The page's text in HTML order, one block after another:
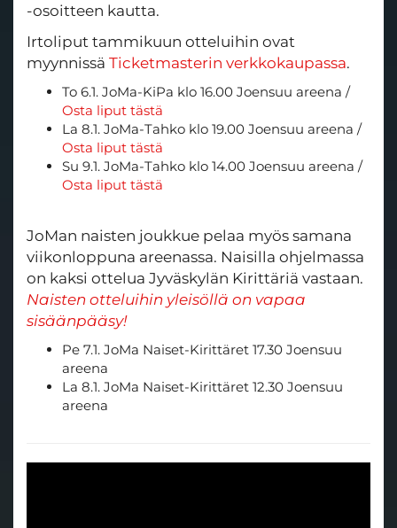
-osoitteen kautta.
Irtoliput tammikuun otteluihin ovat
myynnissä Ticketmasterin verkkokaupassa.
To 6.1. JoMa-KiPa klo 16.00 Joensuu areena /
Osta liput tästä
La 8.1. JoMa-Tahko klo 19.00 Joensuu areena /
Osta liput tästä
Su 9.1. JoMa-Tahko klo 14.00 Joensuu areena /
Osta liput tästä
JoMan naisten joukkue pelaa myös samana
viikonloppuna areenassa. Naisilla ohjelmassa
on kaksi ottelua Jyväskylän Kirittäriä vastaan.
Naisten otteluihin yleisöllä on vapaa
sisäänpääsy!
Pe 7.1. JoMa Naiset-Kirittäret 17.30 Joensuu
areena
La 8.1. JoMa Naiset-Kirittäret 12.30 Joensuu
areena